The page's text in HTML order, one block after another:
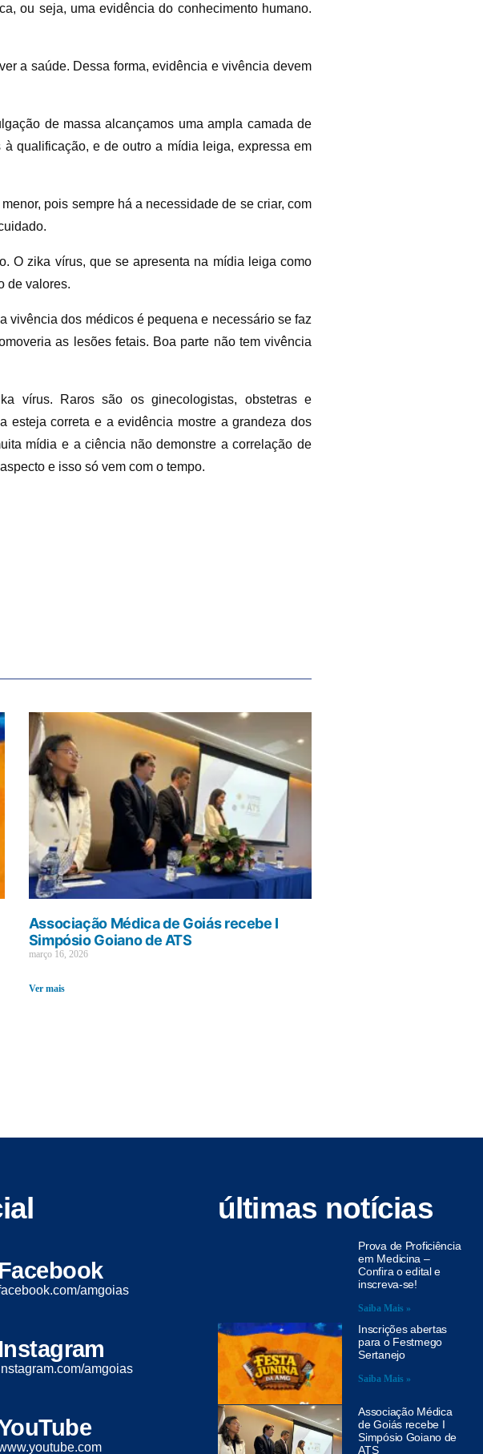
ou seja, uma evidência do conhecimento humano.
a saúde. Dessa forma, evidência e vivência devem
de massa alcançamos uma ampla camada de
qualificação, e de outro a mídia leiga, expressa em
pois sempre há a necessidade de se criar, com
O zika vírus, que se apresenta na mídia leiga como
de valores.
vivência dos médicos é pequena e necessário se faz
as lesões fetais. Boa parte não tem vivência
vírus. Raros são os ginecologistas, obstetras e
esteja correta e a evidência mostre a grandeza dos
mídia e a ciência não demonstre a correlação de
e isso só vem com o tempo.
Associação Médica de Goiás recebe I
Simpósio Goiano de ATS
março 16, 2026
Ver mais
Facebook
amgoias
Instagram
amgoias
últimas notícias
Prova de Proficiência
em Medicina –
Confira o edital e
inscreva-se!
Saiba Mais »
Inscrições abertas
para o Festmego
Sertanejo
Saiba Mais »
Associação Médica
de Goiás recebe I
Simpósio Goiano de
ATS